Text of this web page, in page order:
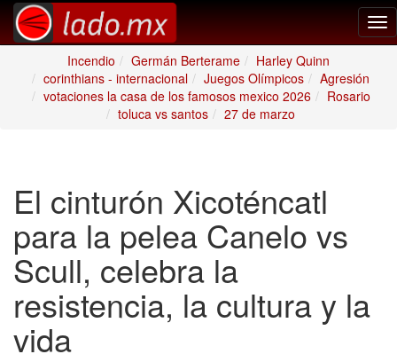
Incendio
Germán Berterame
Harley Quinn
corinthians - internacional
Juegos Olímpicos
Agresión
votaciones la casa de los famosos mexico 2026
Rosario
toluca vs santos
27 de marzo
El cinturón Xicoténcatl
para la pelea Canelo vs
Scull, celebra la
resistencia, la cultura y la
vida